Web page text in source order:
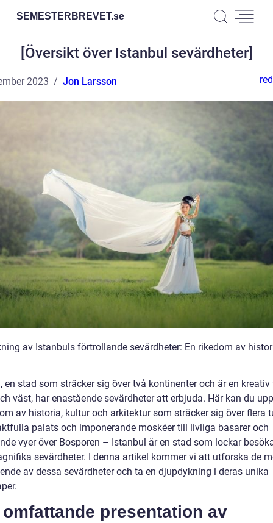
SEMESTERBREVET.se
[Översikt över Istanbul sevärdheter]
2023 Jon Larsson
av Istanbuls förtrollande sevärdheter: En rikedom av
en stad som sträcker sig över två kontinenter och är en
väst, har enastående sevärdheter att erbjuda. Här kan du
av historia, kultur och arkitektur som sträcker sig över flera
palats och imponerande moskéer till livliga basarer och
vyer över Bosporen – Istanbul är en stad som lockar
sevärdheter. I denna artikel kommer vi att utforska de
av dessa sevärdheter och ta en djupdykning i deras unika
presentation av